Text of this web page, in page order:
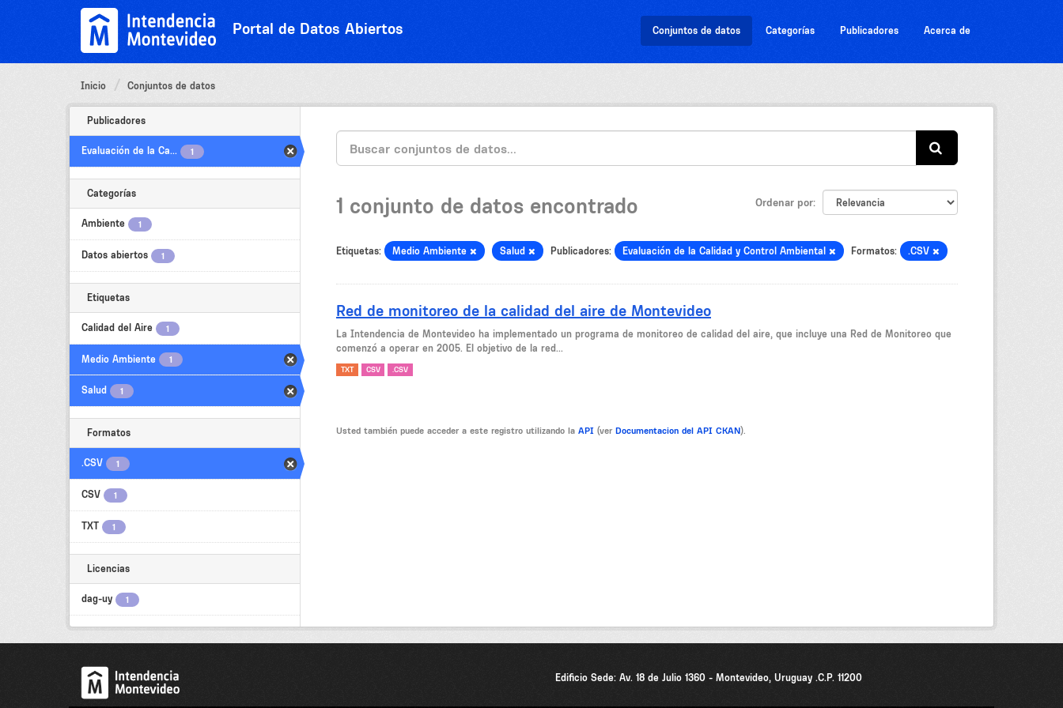
Portal de Datos Abiertos Conjuntos de datos Categorías Publicadores Acerca de
Inicio Conjuntos de datos
Publicadores
Evaluación de la Ca... 1
Categorías
Ambiente 1
Datos abiertos 1
Etiquetas
Calidad del Aire 1
Medio Ambiente 1
Salud 1
Formatos
.CSV 1
CSV 1
TXT 1
Licencias
dag-uy 1
Ordenar por
1 conjunto de datos encontrado
Etiquetas: Medio Ambiente Salud Publicadores: Evaluación de la Calidad y Control Ambiental Formatos: .CSV
Red de monitoreo de la calidad del aire de Montevideo
La Intendencia de Montevideo ha implementado un programa de monitoreo de calidad del aire, que incluye una Red de Monitoreo que
comenzó a operar en 2005. El objetivo de la red...
TXT CSV .CSV
Usted también puede acceder a este registro utilizando la API (ver Documentacion del API CKAN).
Edificio Sede: Av. 18 de Julio 1360 - Montevideo, Uruguay .C.P. 11200